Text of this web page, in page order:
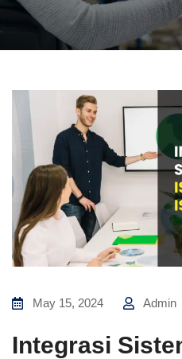
May 15, 2024 Admin
Integrasi